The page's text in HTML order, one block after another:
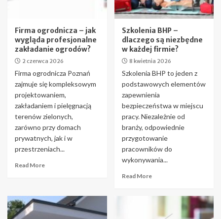
Firma ogrodnicza – jak
wygląda profesjonalne
zakładanie ogrodów?
2 czerwca 2026
Firma ogrodnicza Poznań
zajmuje się kompleksowym
projektowaniem,
zakładaniem i pielęgnacją
terenów zielonych,
zarówno przy domach
prywatnych, jak i w
przestrzeniach...
Read More
Szkolenia BHP –
dlaczego są niezbędne
w każdej firmie?
8 kwietnia 2026
Szkolenia BHP to jeden z
podstawowych elementów
zapewnienia
bezpieczeństwa w miejscu
pracy. Niezależnie od
branży, odpowiednie
przygotowanie
pracowników do
wykonywania...
Read More